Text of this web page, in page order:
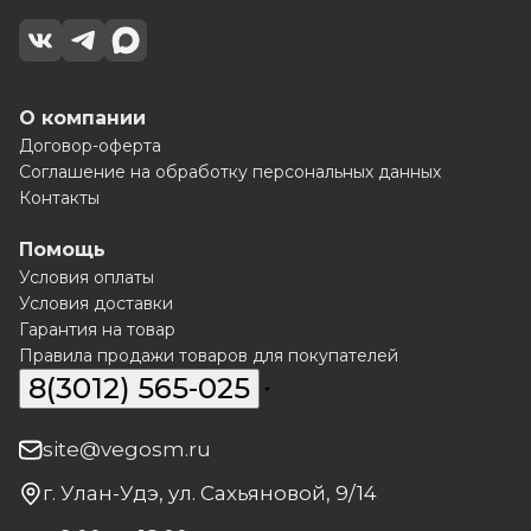
О компании
Договор-оферта
Соглашение на обработку персональных данных
Контакты
Помощь
Условия оплаты
Условия доставки
Гарантия на товар
Правила продажи товаров для покупателей
8(3012) 565-025
site@vegosm.ru
г. Улан-Удэ, ул. Сахьяновой, 9/14